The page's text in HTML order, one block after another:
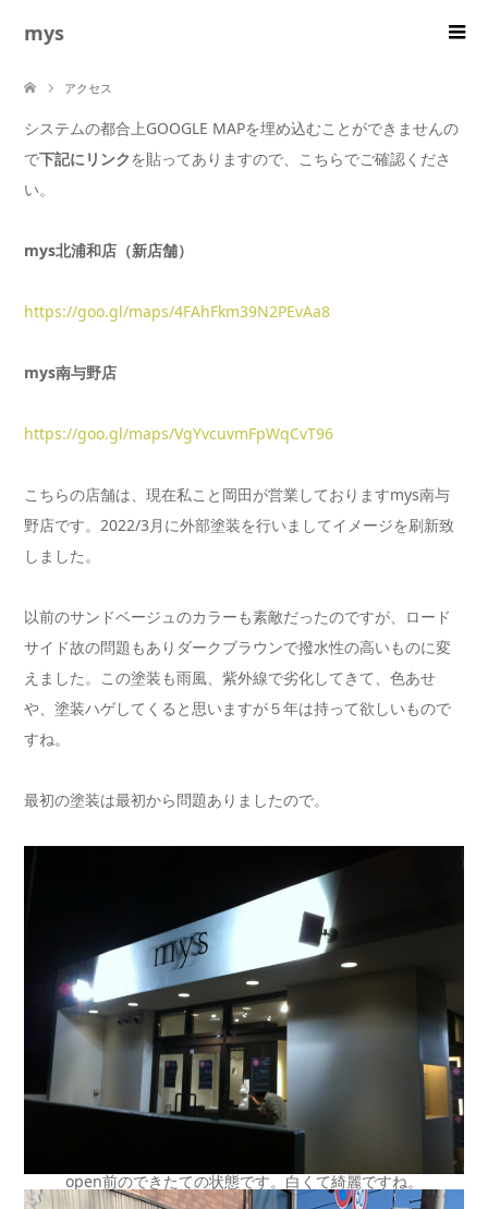
mys
アクセス
システムの都合上GOOGLE MAPを埋め込むことができませんの
で下記にリンクを貼ってありますので、こちらでご確認くださ
い。
mys北浦和店（新店舗）
https://goo.gl/maps/4FAhFkm39N2PEvAa8
mys南与野店
https://goo.gl/maps/VgYvcuvmFpWqCvT96
こちらの店舗は、現在私こと岡田が営業しておりますmys南与
野店です。2022/3月に外部塗装を行いましてイメージを刷新致
しました。
以前のサンドベージュのカラーも素敵だったのですが、ロード
サイド故の問題もありダークブラウンで撥水性の高いものに変
えました。この塗装も雨風、紫外線で劣化してきて、色あせ
や、塗装ハゲしてくると思いますが５年は持って欲しいもので
すね。
最初の塗装は最初から問題ありましたので。
open前のできたての状態です。白くて綺麗ですね。